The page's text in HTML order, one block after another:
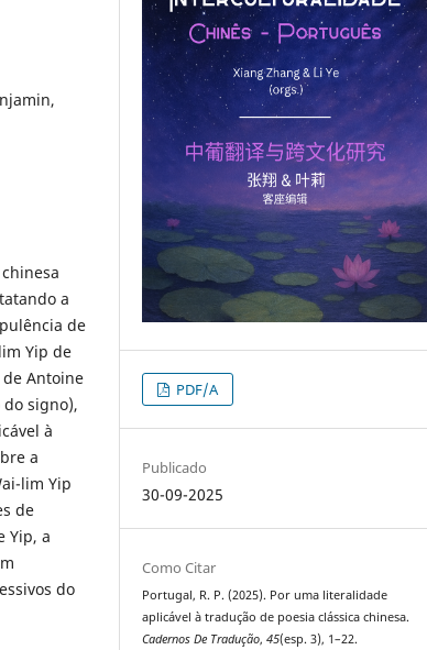
a
de
Yip de
de Antoine
signo),
à
a
lim Yip
de
Yip, a
do
PDF/A
Publicado
30-09-2025
Como Citar
Portugal, R. P. (2025). Por uma literalidade
aplicável à tradução de poesia clássica chinesa.
Cadernos De Tradução,45(esp. 3), 1–22.